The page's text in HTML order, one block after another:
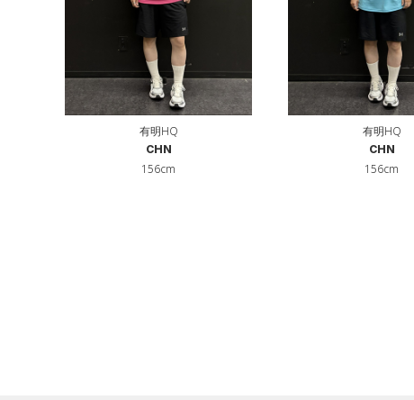
有明HQ
CHN
156cm
有明HQ
CHN
156cm